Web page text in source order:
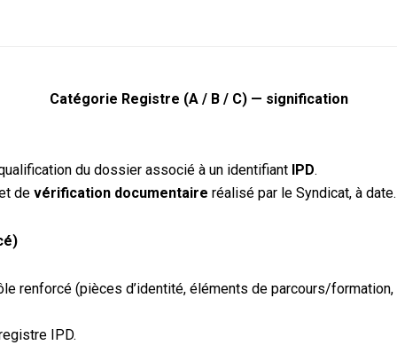
Catégorie Registre (A / B / C) — signification
du dossier associé à un identifiant IPD.
de vérification documentaire réalisé par le Syndicat, à date.
renforcé (pièces d’identité, éléments de parcours/
IPD.